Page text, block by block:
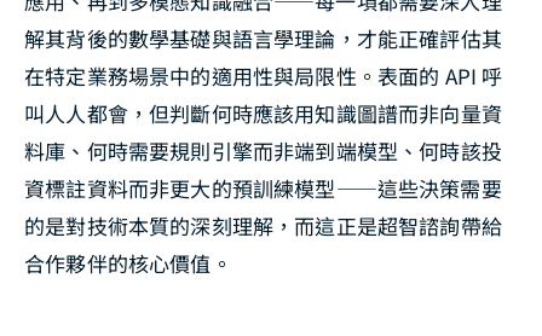
解其背後的數學基礎與語言學理論，才能正確評估其
在特定業務場景中的適用性與局限性。表面的 API 呼
叫人人都會，但判斷何時應該用知識圖譜而非向量資
料庫、何時需要規則引擎而非端到端模型、何時該投
資標註資料而非更大的預訓練模型——這些決策需要
的是對技術本質的深刻理解，而這正是超智諮詢帶給
合作夥伴的核心價值。